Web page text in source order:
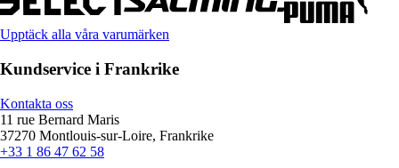
Upptäck alla våra varumärken
Kundservice i Frankrike
Kontakta oss
11 rue Bernard Maris
37270 Montlouis-sur-Loire, Frankrike
+33 1 86 47 62 58